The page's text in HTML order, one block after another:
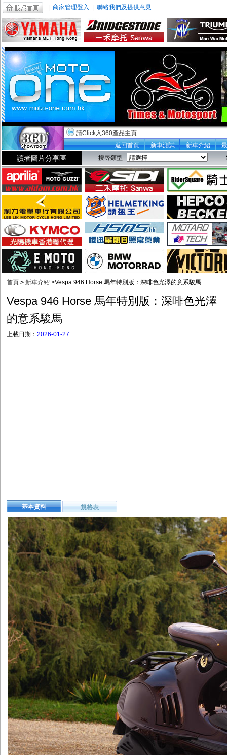
商家管理登入 聯絡我們及提供意見
請Click入360產品主頁
返回首頁
新車測試 新車介紹
讀者圖片分享區 搜尋類型
首頁 > 新車介紹 >Vespa 946 Horse 馬年特別版：深啡色光澤的意系駿馬
Vespa 946 Horse 馬年特別版：深啡色光澤
的意系駿馬
上載日期： 2026-01-27
基本資料 規格表